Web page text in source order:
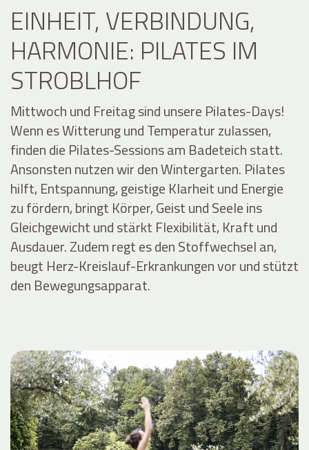
EINHEIT, VERBINDUNG,
HARMONIE: PILATES IM
STROBLHOF
Mittwoch und Freitag sind unsere Pilates-Days!
Wenn es Witterung und Temperatur zulassen,
finden die Pilates-Sessions am Badeteich statt.
Ansonsten nutzen wir den Wintergarten. Pilates
hilft, Entspannung, geistige Klarheit und Energie
zu fördern, bringt Körper, Geist und Seele ins
Gleichgewicht und stärkt Flexibilität, Kraft und
Ausdauer. Zudem regt es den Stoffwechsel an,
beugt Herz-Kreislauf-Erkrankungen vor und stützt
den Bewegungsapparat.